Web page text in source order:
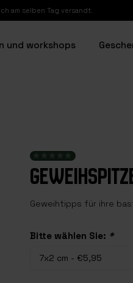
am selben Tag versandt.
und workshops
Geweihtipps für ihre
Bitte wählen Sie: *